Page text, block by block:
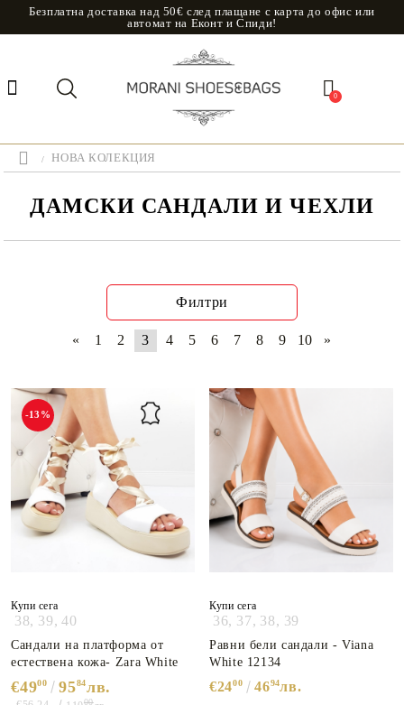
Безплатна доставка над 50€ след плащане с карта до офис или
автомат на Еконт и Спиди!
0
НОВА КОЛЕКЦИЯ
ДАМСКИ САНДАЛИ И ЧЕХЛИ
Филтри
« 1 2 3 4 5 6 7 8 9 10 »
-13%
Купи сега
38, 39, 40
Сандали на платформа от
естествена кожа- Zara White
€4900 9584лв.
00
Купи сега
36, 37, 38, 39
Равни бели сандали - Viana
White 12134
€2400 4694лв.